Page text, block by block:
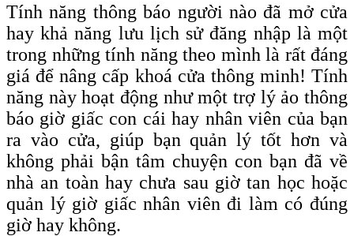
Tính năng thông báo người nào đã mở cửa
hay khả năng lưu lịch sử đăng nhập là một
trong những tính năng theo mình là rất đáng
giá để nâng cấp khoá cửa thông minh! Tính
năng này hoạt động như một trợ lý ảo thông
báo giờ giấc con cái hay nhân viên của bạn
ra vào cửa, giúp bạn quản lý tốt hơn và
không phải bận tâm chuyện con bạn đã về
nhà an toàn hay chưa sau giờ tan học hoặc
quản lý giờ giấc nhân viên đi làm có đúng
giờ hay không.